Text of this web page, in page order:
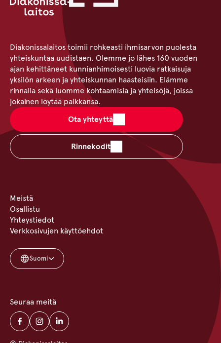
Diakonissalaitos toimii rohkeasti ihmisarvon puolesta
yhteiskuntaa uudistaen. Olemme jo lähes 160 vuoden
ajan kehittäneet kunnianhimoisesti luovia ratkaisuja
yksilön arkeen ja yhteiskunnan haasteisiin. Elämme
rinnalla sekä luomme kohtaamisia ja yhteisöjä, joissa
jokainen löytää paikkansa.
Ota yhteyttä
Rinnekodit
Meistä
Osallistu
Yhteystiedot
Verkkosivujen käyttöehdot
Suomi
Seuraa meitä